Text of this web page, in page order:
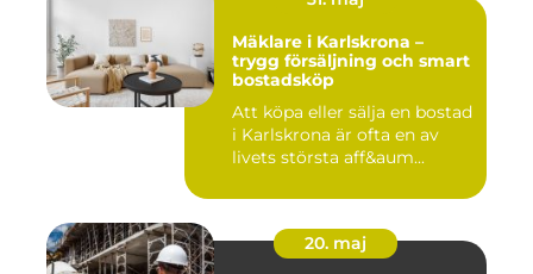
Mäklare i Karlskrona –
trygg försäljning och smart
bostadsköp
Att köpa eller sälja en bostad
i Karlskrona är ofta en av
livets största aff&aum...
20. maj